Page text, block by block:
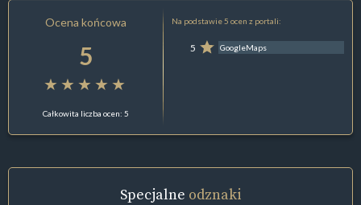
Ocena końcowa
5
Całkowita liczba ocen: 5
Na podstawie 5 ocen z portali:
5 GoogleMaps
Specjalne odznaki